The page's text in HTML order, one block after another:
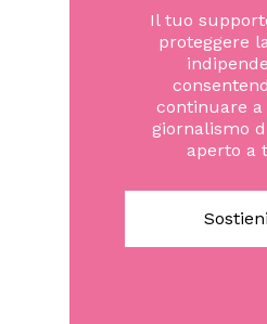
Il tuo
proteggere
continuare
giornalismo
aperto a